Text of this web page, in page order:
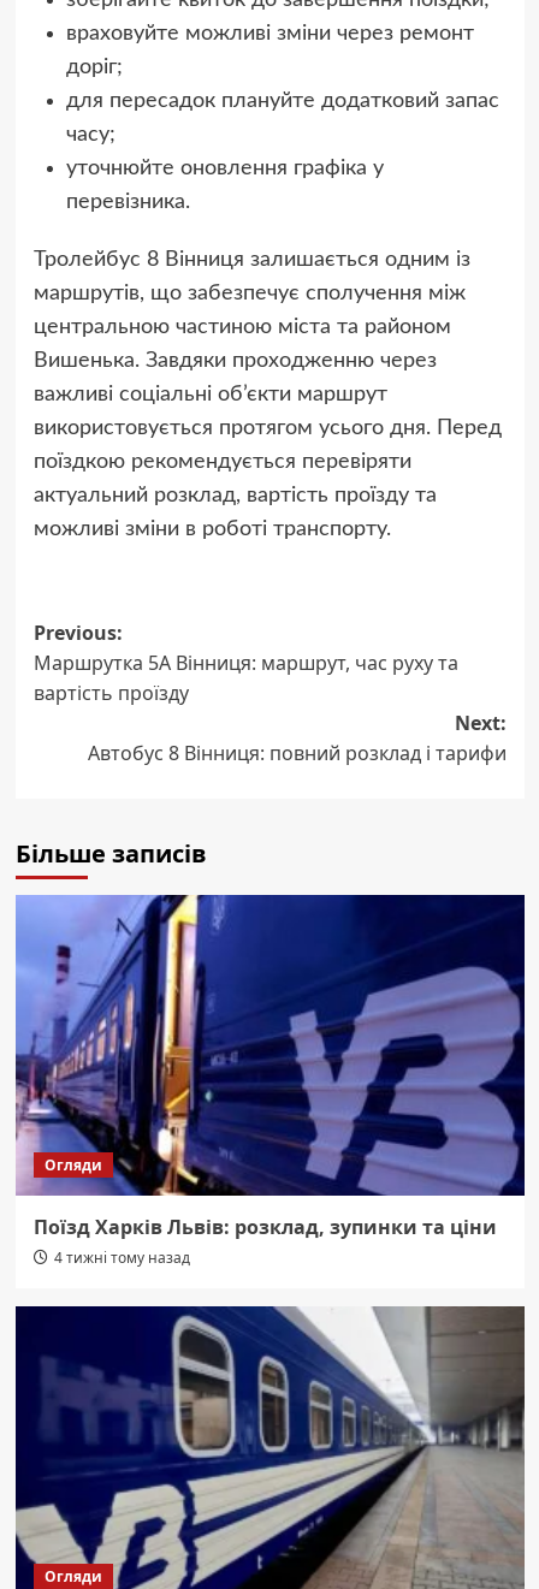
враховуйте можливі зміни через ремонт
доріг;
для пересадок плануйте додатковий запас
часу;
уточнюйте оновлення графіка у
перевізника.
Тролейбус 8 Вінниця залишається одним із
маршрутів, що забезпечує сполучення між
центральною частиною міста та районом
Вишенька. Завдяки проходженню через
важливі соціальні об’єкти маршрут
використовується протягом усього дня. Перед
поїздкою рекомендується перевіряти
актуальний розклад, вартість проїзду та
можливі зміни в роботі транспорту.
Post
navigation
Previous:
Маршрутка 5А Вінниця: маршрут, час руху та
вартість проїзду
Next:
Автобус 8 Вінниця: повний розклад і тарифи
Більше записів
Огляди
Поїзд Харків Львів: розклад, зупинки та ціни
4 тижні тому назад
Огляди